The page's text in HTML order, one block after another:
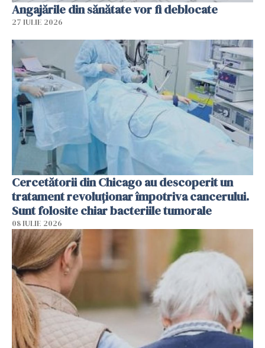
Angajările din sănătate vor fi deblocate
27 IULIE 2026
Cercetătorii din Chicago au descoperit un
tratament revoluționar împotriva cancerului.
Sunt folosite chiar bacteriile tumorale
08 IULIE 2026